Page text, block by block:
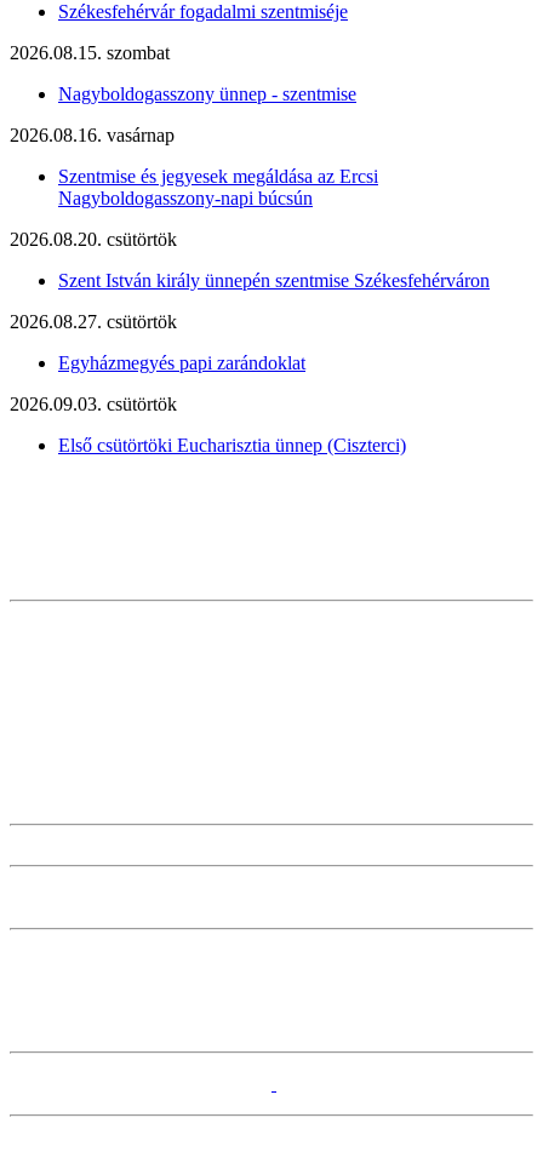
Székesfehérvár fogadalmi szentmiséje
2026.08.15. szombat
Nagyboldogasszony ünnep - szentmise
2026.08.16. vasárnap
Szentmise és jegyesek megáldása az Ercsi
Nagyboldogasszony-napi búcsún
2026.08.20. csütörtök
Szent István király ünnepén szentmise Székesfehérváron
2026.08.27. csütörtök
Egyházmegyés papi zarándoklat
2026.09.03. csütörtök
Első csütörtöki Eucharisztia ünnep (Ciszterci)